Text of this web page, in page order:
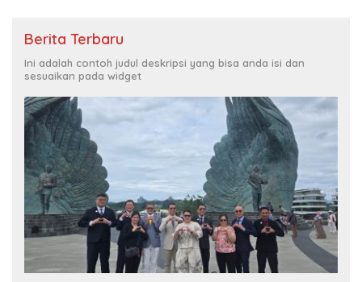
Berita Terbaru
Ini adalah contoh judul deskripsi yang bisa anda isi dan
sesuaikan pada widget